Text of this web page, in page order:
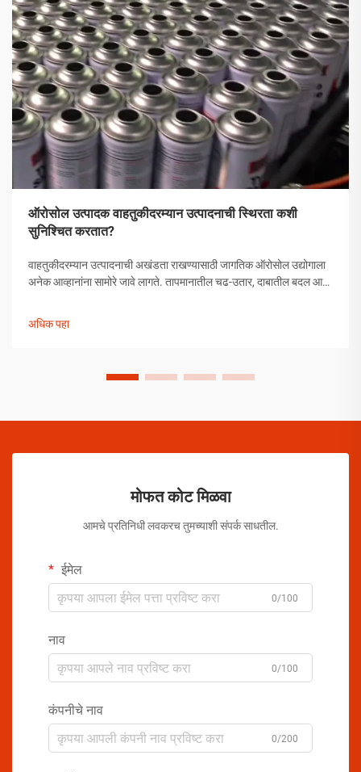
ऑरोसोल उत्पादक वाहतुकीदरम्यान उत्पादनाची स्थिरता कशी
सुनिश्चित करतात?
वाहतुकीदरम्यान उत्पादनाची अखंडता राखण्यासाठी जागतिक ऑरोसोल उद्योगाला
अनेक आव्हानांना सामोरे जावे लागते. तापमानातील चढ-उतार, दाबातील बदल आणि
उपाययोजना राबविल्या पाहिजेत.
अधिक पहा
मोफत कोट मिळवा
आमचे प्रतिनिधी लवकरच तुमच्याशी संपर्क साधतील.
ईमेल
0/100
नाव
0/100
कंपनीचे नाव
0/200